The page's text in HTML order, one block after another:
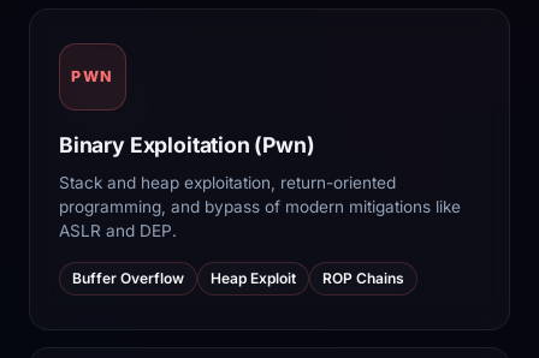
PWN
Binary Exploitation (Pwn)
Stack and heap exploitation, return-oriented
programming, and bypass of modern mitigations like
ASLR and DEP.
Buffer Overflow Heap Exploit ROP Chains